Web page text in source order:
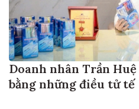
Doanh nhân Trần
bằng những điều tử tế